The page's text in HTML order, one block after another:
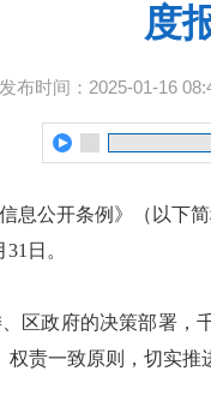
度
发布时间：2025-01-16
息公开条例》（以下
日。
区政府的决策部署，
责一致原则，切实推